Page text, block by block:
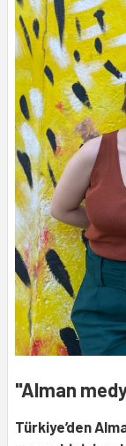
"Alman
Türkiye’den